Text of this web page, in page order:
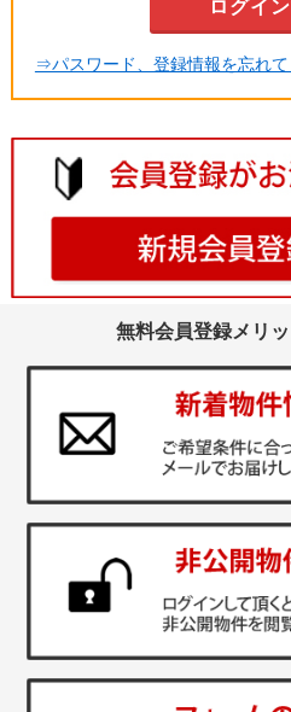
⇒パスワード、登録情報を忘れ
無料会員登録メリ